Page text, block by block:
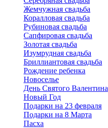
Жемчужная свадьба
Коралловая свадьба
Рубиновая свадьба
Сапфировая свадьба
Золотая свадьба
Изумрудная свадьба
Бриллиантовая свадьба
Рождение ребенка
Новоселье
День Святого Валентина
Новый Год
Подарки на 23 февраля
Подарки на 8 Марта
Пасха